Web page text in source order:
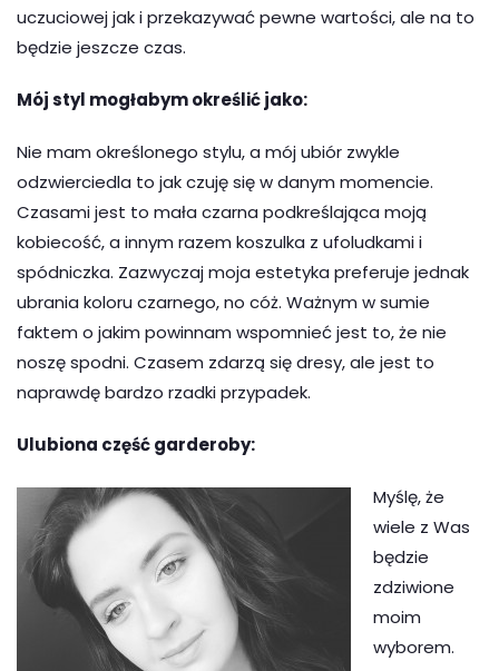
uczuciowej jak i przekazywać pewne wartości, ale na to
będzie jeszcze czas.
Mój styl mogłabym określić jako:
Nie mam określonego stylu, a mój ubiór zwykle
odzwierciedla to jak czuję się w danym momencie.
Czasami jest to mała czarna podkreślająca moją
kobiecość, a innym razem koszulka z ufoludkami i
spódniczka. Zazwyczaj moja estetyka preferuje jednak
ubrania koloru czarnego, no cóż. Ważnym w sumie
faktem o jakim powinnam wspomnieć jest to, że nie
noszę spodni. Czasem zdarzą się dresy, ale jest to
naprawdę bardzo rzadki przypadek.
Ulubiona część garderoby:
Myślę, że
wiele z Was
będzie
zdziwione
moim
wyborem.